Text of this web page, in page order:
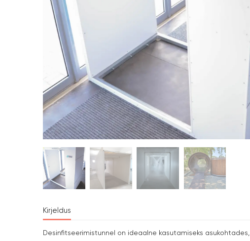
Kirjeldus
Desinfitseerimistunnel on ideaalne kasutamiseks